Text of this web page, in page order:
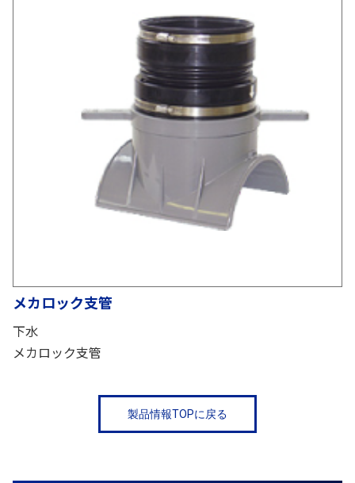
メカロック支管
下水
メカロック支管
製品情報TOPに戻る